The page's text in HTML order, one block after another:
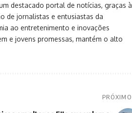
destacado portal de notícias, graças à
de jornalistas e entusiastas da
ao entretenimento e inovações
e jovens promessas, mantém o alto
PRÓXIMO